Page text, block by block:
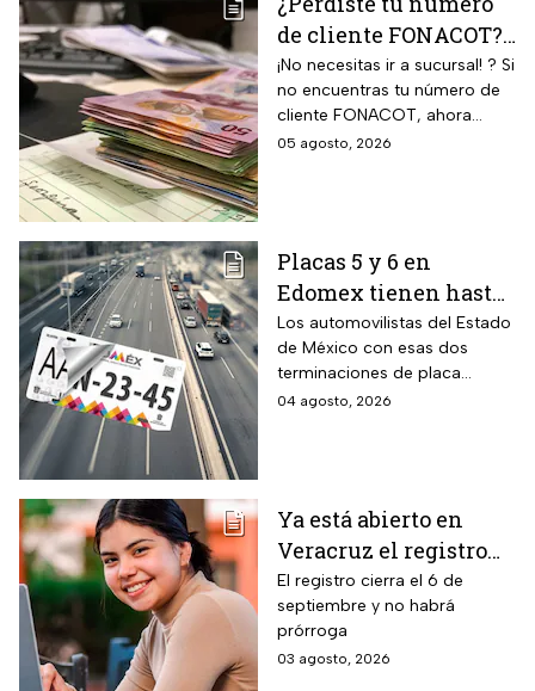
de cliente FONACOT?
Así puedes
recuperarlo y
consultar tu crédito
2026
¡No necesitas ir a sucursal! ? Si
no encuentras tu número de
cliente FONACOT, ahora
puedes recuperarlo y
05 agosto, 2026
Placas 5 y 6 en
Edomex tienen hasta
el 31 de agosto 2026
para realizar la
verificación
vehicular o recibirán
Los automovilistas del Estado
de México con esas dos
terminaciones de placa
enfrentan el cierre de su
sanción de miles de pesos.
04 agosto, 2026
Ya está abierto en
Veracruz el registro
para becas de hasta
$3,000 pesos para
estudiantes de todos
los niveles: fecha
El registro cierra el 6 de
septiembre y no habrá
prórroga
03 agosto, 2026